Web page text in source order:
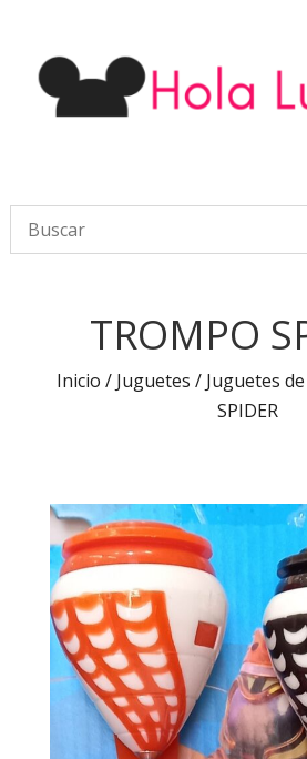
TROMPO
Inicio / Juguetes / Juguetes
SPIDER